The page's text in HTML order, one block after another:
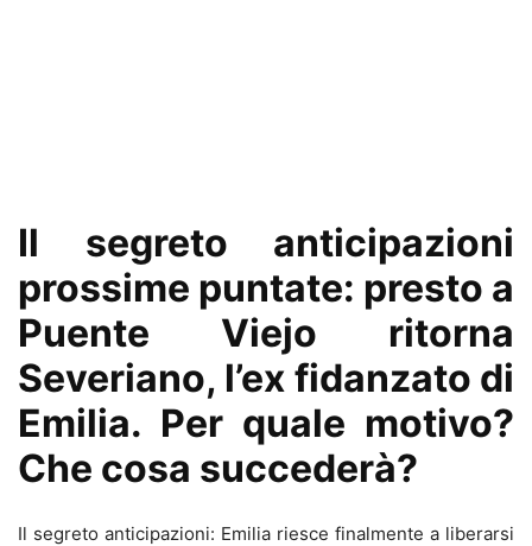
Il segreto anticipazioni
prossime puntate: presto a
Puente Viejo ritorna
Severiano, l’ex fidanzato di
Emilia. Per quale motivo?
Che cosa succederà?
Il segreto anticipazioni: Emilia riesce finalmente a liberarsi